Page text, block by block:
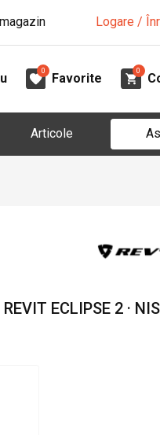
Logare /
0
Favorite
0
Articole
ECLIPSE 2 ·